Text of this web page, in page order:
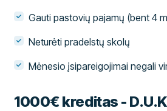
Gauti pastovių pajamų (bent 4
Neturėti pradelstų skolų
Mėnesio įsipareigojimai negali
1000€ kreditas -